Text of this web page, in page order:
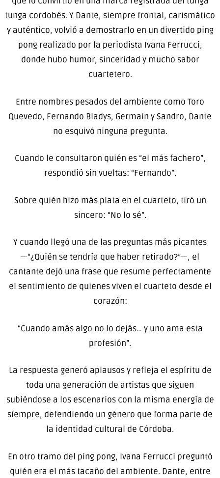
tunga cordobés. Y Dante, siempre frontal, carismático
y auténtico, volvió a demostrarlo en un divertido ping
pong realizado por la periodista Ivana Ferrucci,
donde hubo humor, sinceridad y mucho sabor
cuartetero.
Entre nombres pesados del ambiente como Toro
Quevedo, Fernando Bladys, Germain y Sandro, Dante
no esquivó ninguna pregunta.
Cuando le consultaron quién es “el más fachero”,
respondió sin vueltas: “Fernando”.
Sobre quién hizo más plata en el cuarteto, tiró un
sincero: “No lo sé”.
Y cuando llegó una de las preguntas más picantes
—“¿Quién se tendría que haber retirado?”—, el
cantante dejó una frase que resume perfectamente
el sentimiento de quienes viven el cuarteto desde el
corazón:
“Cuando amás algo no lo dejás… y uno ama esta
profesión”.
La respuesta generó aplausos y refleja el espíritu de
toda una generación de artistas que siguen
subiéndose a los escenarios con la misma energía de
siempre, defendiendo un género que forma parte de
la identidad cultural de Córdoba.
En otro tramo del ping pong, Ivana Ferrucci preguntó
quién era el más tacaño del ambiente. Dante, entre